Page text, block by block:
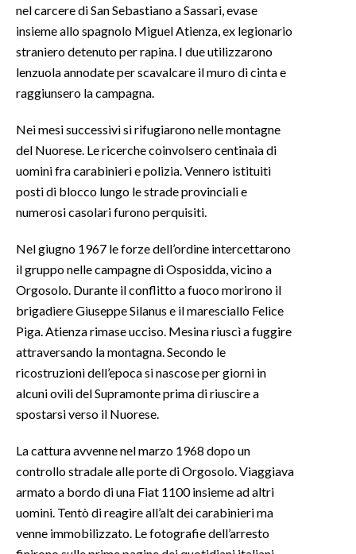
nel carcere di San Sebastiano a Sassari, evase
insieme allo spagnolo Miguel Atienza, ex legionario
straniero detenuto per rapina. I due utilizzarono
lenzuola annodate per scavalcare il muro di cinta e
raggiunsero la campagna.
Nei mesi successivi si rifugiarono nelle montagne
del Nuorese. Le ricerche coinvolsero centinaia di
uomini fra carabinieri e polizia. Vennero istituiti
posti di blocco lungo le strade provinciali e
numerosi casolari furono perquisiti.
Nel giugno 1967 le forze dell’ordine intercettarono
il gruppo nelle campagne di Osposidda, vicino a
Orgosolo. Durante il conflitto a fuoco morirono il
brigadiere Giuseppe Silanus e il maresciallo Felice
Piga. Atienza rimase ucciso. Mesina riuscì a fuggire
attraversando la montagna. Secondo le
ricostruzioni dell’epoca si nascose per giorni in
alcuni ovili del Supramonte prima di riuscire a
spostarsi verso il Nuorese.
La cattura avvenne nel marzo 1968 dopo un
controllo stradale alle porte di Orgosolo. Viaggiava
armato a bordo di una Fiat 1100 insieme ad altri
uomini. Tentò di reagire all’alt dei carabinieri ma
venne immobilizzato. Le fotografie dell’arresto